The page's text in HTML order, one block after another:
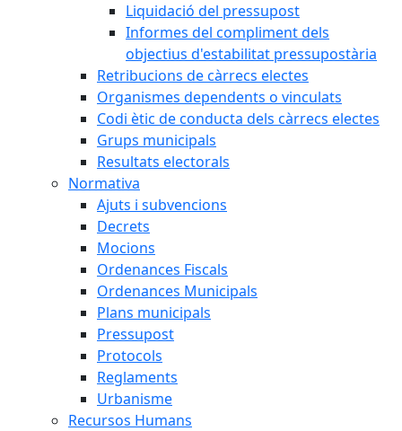
Liquidació del pressupost
Informes del compliment dels
objectius d'estabilitat pressupostària
Retribucions de càrrecs electes
Organismes dependents o vinculats
Codi ètic de conducta dels càrrecs electes
Grups municipals
Resultats electorals
Normativa
Ajuts i subvencions
Decrets
Mocions
Ordenances Fiscals
Ordenances Municipals
Plans municipals
Pressupost
Protocols
Reglaments
Urbanisme
Recursos Humans